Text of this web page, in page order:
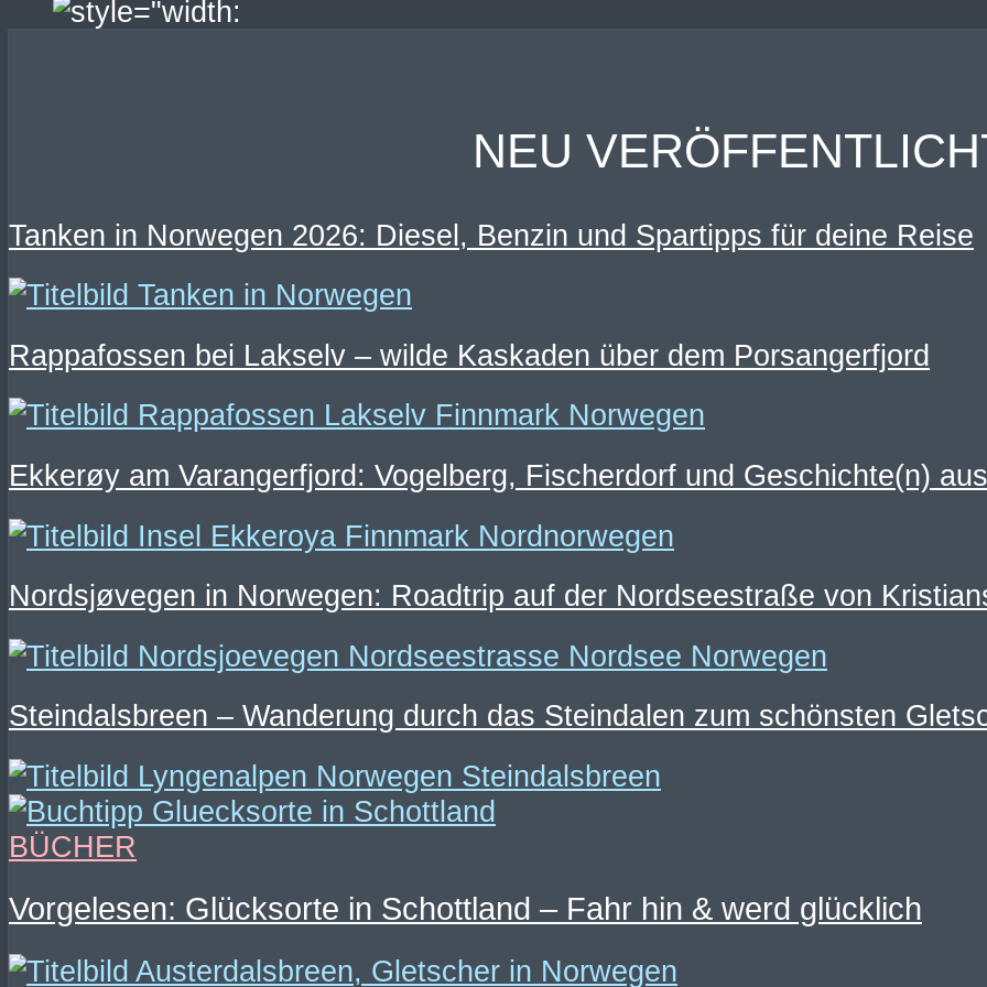
NEU
Tanken in Norwegen 2026: Diesel, Benzin und Spartipps für deine Reise
Rappafossen bei Lakselv – wilde Kaskaden über dem Porsangerfjord
Ekkerøy am Varangerfjord: Vogelberg, Fischerdorf und Geschichte(n)
Nordsjøvegen in Norwegen: Roadtrip auf der Nordseestraße von
Steindalsbreen – Wanderung durch das Steindalen zum schönsten
BÜCHER
Vorgelesen: Glücksorte in Schottland – Fahr hin & werd glücklich